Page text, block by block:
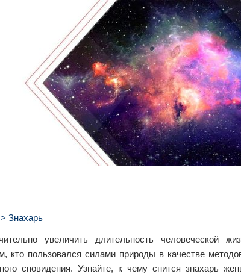
Знахарь
увеличить длительность человеческой
кто пользовался силами природы в качестве
сновидения. Узнайте, к чему снится знахарь